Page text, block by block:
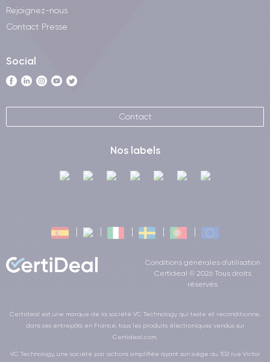
Rejoignez-nous
Contact Presse
Social
Contact
Nos labels
Conditions générales d'utilisation
Certideal © 2026 Tous droits
réservés
Certideal est une marque de la société VC Technology qui teste et reconditionne,
dans ses entrepôts en France, tous les produits électroniques vendus sur
Certideal.com.
VC Technology, une société par actions simplifiée ayant son siège au 102 rue Victor